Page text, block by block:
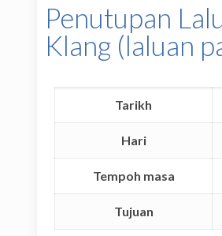
Penutupan
Klang (laluan
Tarikh
Hari
Tempoh masa
Tujuan